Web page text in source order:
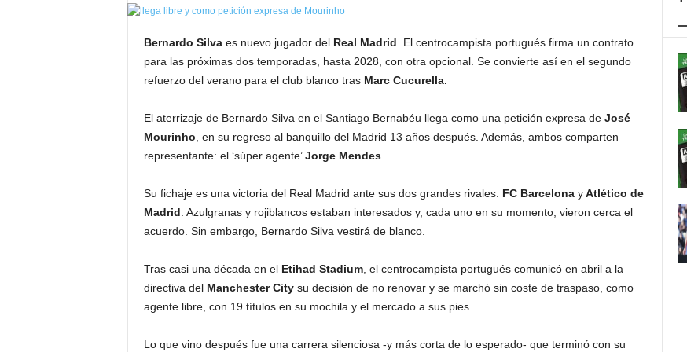
Bernardo Silvaes nuevo jugador del Real Madrid . El centrocampista portugués firma un contrato
para las próximas dos temporadas, hasta 2028, con otra opcional. Se convierte así en el segundo
refuerzo del verano para el club blanco tras Marc Cucurella.
El aterrizaje de Bernardo Silva en el Santiago Bernabéu llega como una petición expresa de José
Mourinho , en su regreso al banquillo del Madrid 13 años después. Además, ambos comparten
representante: el ‘súper agente’Jorge Mendes.
Su fichaje es una victoria del Real Madrid ante sus dos grandes rivales: FC BarcelonayAtlético de
Madrid . Azulgranas y rojiblancos estaban interesados y, cada uno en su momento, vieron cerca el
acuerdo. Sin embargo, Bernardo Silva vestirá de blanco.
Tras casi una década en el Etihad Stadium, el centrocampista portugués comunicó en abril a la
directiva del Manchester Citysu decisión de no renovar y se marchó sin coste de traspaso, como
agente libre, con 19 títulos en su mochila y el mercado a sus pies.
Lo que vino después fue una carrera silenciosa -y más corta de lo esperado- que terminó con su